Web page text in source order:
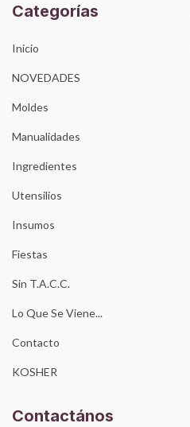
Categorías
Inicio
NOVEDADES
Moldes
Manualidades
Ingredientes
Utensilios
Insumos
Fiestas
Sin T.A.C.C.
Lo Que Se Viene...
Contacto
KOSHER
Contactános